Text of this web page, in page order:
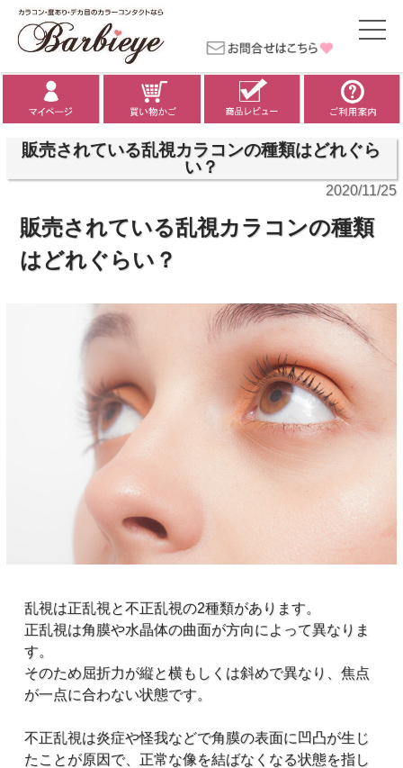
販売されている乱視カラコンの種類はどれぐら
い？
2020/11/25
販売されている乱視カラコンの種類
はどれぐらい？
乱視は正乱視と不正乱視の2種類があります。
正乱視は角膜や水晶体の曲面が方向によって異なりま
す。
そのため屈折力が縦と横もしくは斜めで異なり、焦点
が一点に合わない状態です。
不正乱視は炎症や怪我などで角膜の表面に凹凸が生じ
たことが原因で、正常な像を結ばなくなる状態を指し